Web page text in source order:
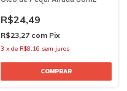
R$24,49
R$23,27 com Pix
3 x de R$8,16 sem juros